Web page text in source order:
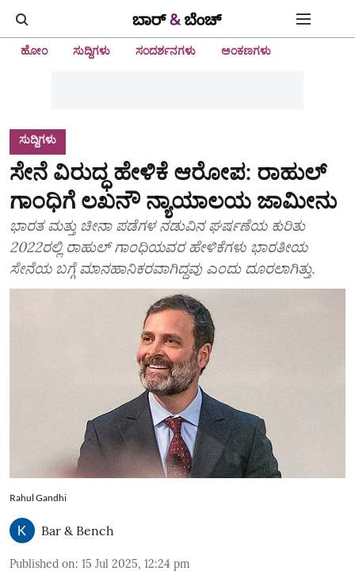
ಹೋಂ ಸುದ್ದಿಗಳು ಸಂದರ್ಶನಗಳು ಅಂಕಣಗಳು
ಸುದ್ದಿಗಳು
ಸೇನೆ ವಿರುದ್ಧ ಹೇಳಿಕೆ ಆರೋಪ: ರಾಹುಲ್
ಗಾಂಧಿಗೆ ಲಖನೌ ನ್ಯಾಯಾಲಯ ಜಾಮೀನು
ಭಾರತ ಮತ್ತು ಚೀನಾ ಪಡೆಗಳ ನಡುವಿನ ಘರ್ಷಣೆಯ ಕುರಿತು
2022ರಲ್ಲಿ ರಾಹುಲ್ ಗಾಂಧಿಯವರ ಹೇಳಿಕೆಗಳು ಭಾರತೀಯ
ಸೇನೆಯ ಬಗ್ಗೆ ಮಾನಹಾನಿಕರವಾಗಿದ್ದವು ಎಂದು ದೂರಲಾಗಿತ್ತು.
Rahul Gandhi
Bar & Bench
Published on: 15 Jul 2025, 12:24 pm